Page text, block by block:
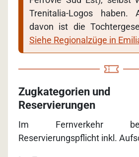
Trenitalia-Logos haben.
davon ist die
Siehe Regionalzüge in
Zugkategorien und
Reservierungen
Im Fernverkehr
Reservierungspflicht inkl.